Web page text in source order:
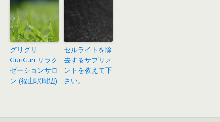
グリグリ
GuriGuri リラク
ゼーションサロ
ン (福山駅周辺)
セルライトを除
去するサプリメ
ントを教えて下
さい。